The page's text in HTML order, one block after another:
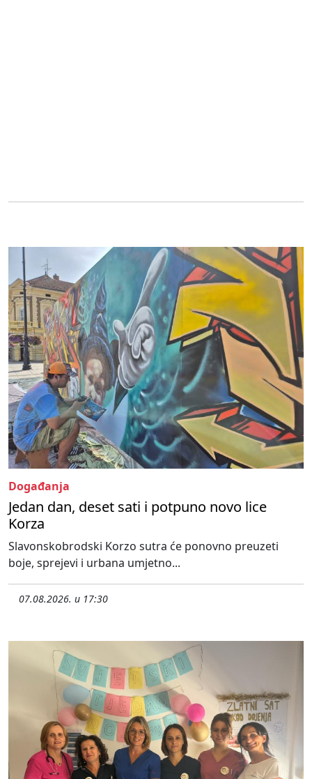
Događanja
Jedan dan, deset sati i potpuno novo lice
Korza
Slavonskobrodski Korzo sutra će ponovno preuzeti
boje, sprejevi i urbana umjetno...
07.08.2026. u 17:30